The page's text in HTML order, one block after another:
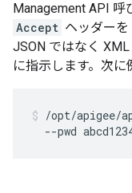
Management API
Accept ヘッダーを
JSON ではなく
に指示します。次に
/opt/apigee/
--pwd